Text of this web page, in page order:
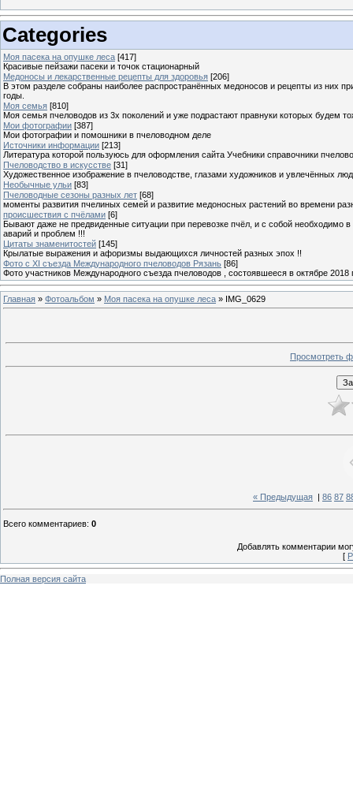
Categories
Моя пасека на опушке леса [417]
Красивые пейзажи пасеки и точок стационарный
Медоносы и лекарственные рецепты для здоровья [206]
В этом разделе собраны наиболее распространённых медоносов и рецепты из них
годы.
Моя семья [810]
Моя семья пчеловодов из 3х поколений и уже подрастают правнуки которых будем
Мои фотографии [387]
Мои фотографии и помошники в пчеловодном деле
Источники информации [213]
Литература которой пользуюсь для оформления сайта Учебники справочники
Пчеловодство в искусстве [31]
Художественное изображение в пчеловодстве, глазами художников и увлечённых
Необычные ульи [83]
Пчеловодные сезоны разных лет [68]
моменты развития пчелиных семей и развитие медоносных растений во времени
происшествия с пчёлами [6]
Бывают даже не предвиденные ситуации при перевозке пчёл, и с собой необходимо
аварий и проблем !!!
Цитаты знаменитостей [145]
Крылатые выражения и афоризмы выдающихся личностей разных эпох !!
Фото с XI съезда Международного пчеловодов Рязань [86]
Фото участников Международного съезда пчеловодов , состоявшееся в октябре 2018
Главная » Фотоальбом » Моя пасека на опушке леса » IMG_0629
Просмотреть
« Предыдущая 86 87
Всего комментариев: 0
Добавлять комментарии
[
Полная версия сайта